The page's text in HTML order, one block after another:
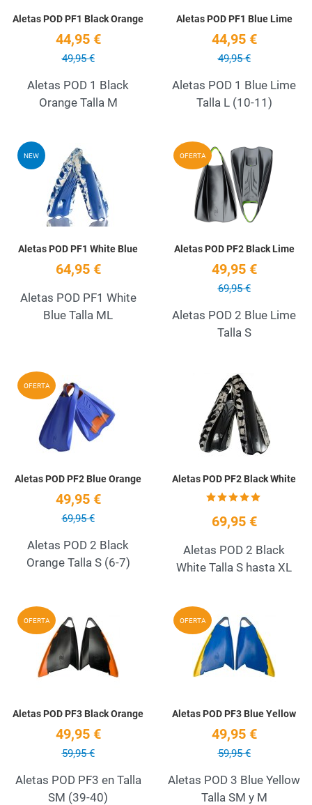
Aletas POD PF1 Black Orange
44,95 €
49,95 €
Aletas POD 1 Black
Orange Talla M
Aletas POD PF1 Blue Lime
44,95 €
49,95 €
Aletas POD 1 Blue Lime
Talla L (10-11)
NEW Add to Wishlist
Quick View
Aletas POD PF1 White Blue
64,95 €
Aletas POD PF1 White
Blue Talla ML
OFERTA
Aletas POD PF2 Black Lime
49,95 €
69,95 €
Aletas POD 2 Blue Lime
Talla S
OFERTA Add to Wishlist
Aletas POD PF2 Blue Orange
49,95 €
69,95 €
Aletas POD 2 Black
Orange Talla S (6-7)
Aletas POD PF2 Black White
69,95 €
Aletas POD 2 Black
White Talla S hasta XL
OFERTA Add to Wishlist
Quick View
Aletas POD PF3 Black Orange
49,95 €
59,95 €
Aletas POD PF3 en Talla
SM (39-40)
OFERTA
Aletas POD PF3 Blue Yellow
49,95 €
59,95 €
Aletas POD 3 Blue Yellow
Talla SM y M